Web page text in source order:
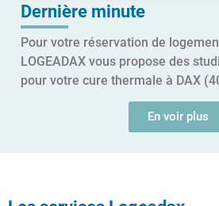
Dernière minute
Pour votre réservation de
LOGEADAX vous propose des
pour votre cure thermale à DAX
En voir plus